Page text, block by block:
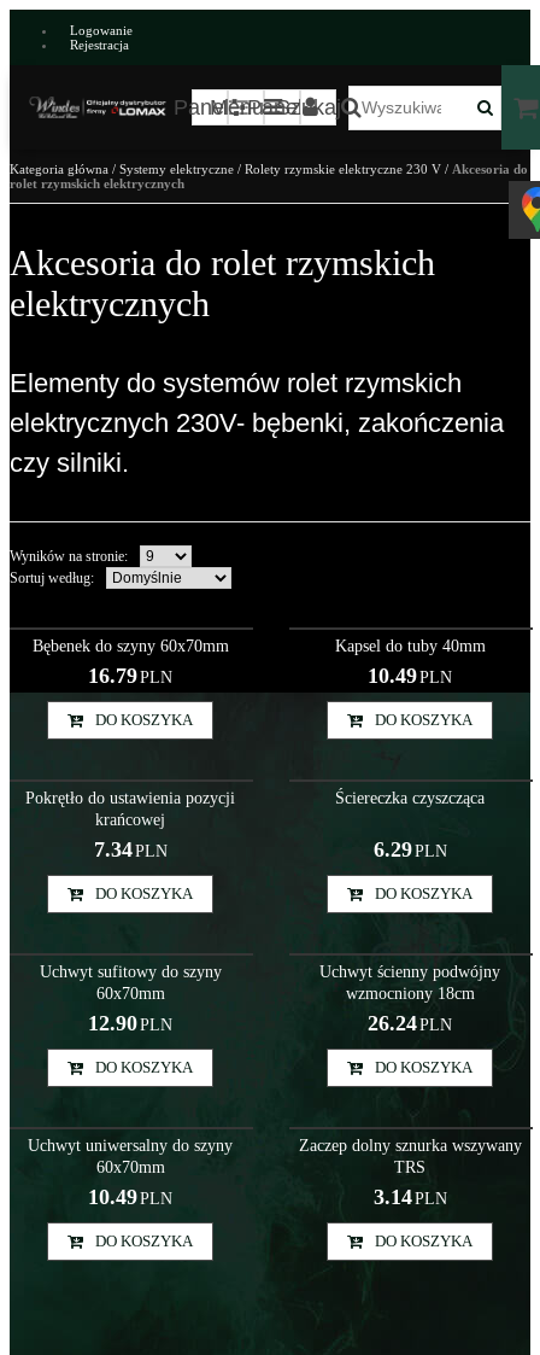
Logowanie
Rejestracja
PanelMenuPanelSzukaj
Kategoria główna / Systemy elektryczne / Rolety rzymskie elektryczne 230 V / Akcesoria do
rolet rzymskich elektrycznych
Akcesoria do rolet rzymskich
elektrycznych
Elementy do systemów rolet rzymskich
elektrycznych 230V- bębenki, zakończenia
czy silniki.
Wyników na stronie:
Sortuj według:
Bębenek do szyny 60x70mm
16.79PLN
DO KOSZYKA
Kapsel do tuby 40mm
10.49PLN
DO KOSZYKA
Pokrętło do ustawienia pozycji
krańcowej
7.34PLN
DO KOSZYKA
Ściereczka czyszcząca
6.29PLN
DO KOSZYKA
Uchwyt sufitowy do szyny
60x70mm
12.90PLN
DO KOSZYKA
Uchwyt ścienny podwójny
wzmocniony 18cm
26.24PLN
DO KOSZYKA
Uchwyt uniwersalny do szyny
60x70mm
10.49PLN
DO KOSZYKA
Zaczep dolny sznurka wszywany
TRS
3.14PLN
DO KOSZYKA